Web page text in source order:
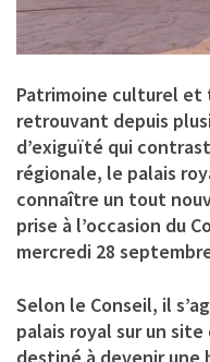
Patrimoine culturel et
retrouvant depuis
d’exiguïté qui
régionale, le palais
connaître un tout
prise à l’occasion du
mercredi 28
Selon le Conseil, il
palais royal sur un